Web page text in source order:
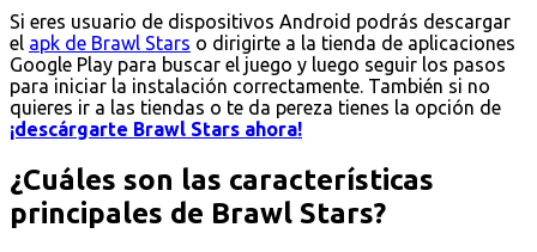
Si eres usuario de dispositivos Android podrás descargar
el apk de Brawl Stars o dirigirte a la tienda de aplicaciones
Google Play para buscar el juego y luego seguir los pasos
para iniciar la instalación correctamente. También si no
quieres ir a las tiendas o te da pereza tienes la opción de
¡descárgarte Brawl Stars ahora!
¿Cuáles son las características
principales de Brawl Stars?